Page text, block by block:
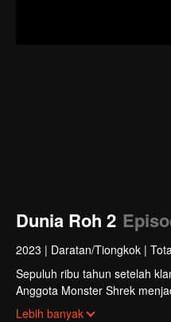
Dunia Roh 2
2023 | Daratan/Tiongkok |
Sepuluh ribu tahun setelah
Anggota Monster Shrek
membawanya ke kejayaan?
Lebih banyak